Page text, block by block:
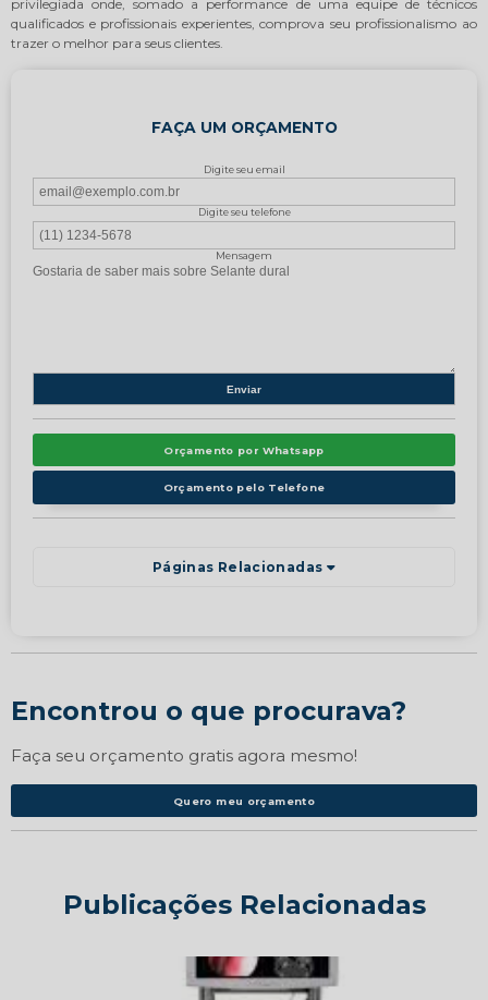
privilegiada onde, somado a performance de uma equipe de técnicos
qualificados e profissionais experientes, comprova seu profissionalismo ao
trazer o melhor para seus clientes.
FAÇA UM ORÇAMENTO
Digite seu email
Digite seu telefone
Mensagem
Orçamento por Whatsapp
Orçamento pelo Telefone
Páginas Relacionadas
Encontrou o que procurava?
Faça seu orçamento gratis agora mesmo!
Quero meu orçamento
Publicações Relacionadas